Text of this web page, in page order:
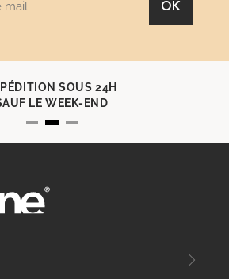
OK
SOUS 24H
LE WEEK-END